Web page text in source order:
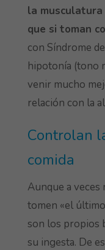
la
que si toman
con Síndrome
hipotonía (tono
venir mucho
relación con la
Controlan
comida
Aunque a veces
tomen «el
son los propios
su ingesta. De